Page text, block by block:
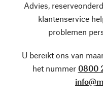
Advies,
klantenservice
problemen
U bereikt ons van
het nummer 0800